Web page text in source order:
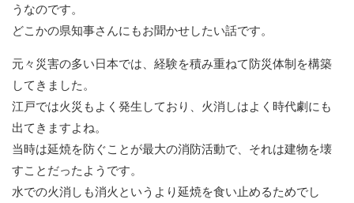
うなのです。
どこかの県知事さんにもお聞かせしたい話です。
元々災害の多い日本では、経験を積み重ねて防災体制を構築
してきました。
江戸では火災もよく発生しており、火消しはよく時代劇にも
出てきますよね。
当時は延焼を防ぐことが最大の消防活動で、それは建物を壊
すことだったようです。
水での火消しも消火というより延焼を食い止めるためでし